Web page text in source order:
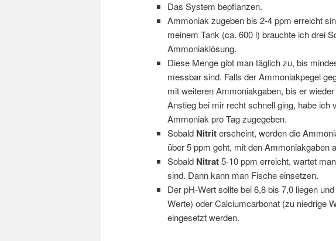
Das System bepflanzen.
Ammoniak zugeben bis 2-4 ppm erreicht
meinem Tank (ca. 600 l) brauchte ich drei
Ammoniaklösung.
Diese Menge gibt man täglich zu, bis
messbar sind. Falls der Ammoniakpegel
mit weiteren Ammoniakgaben, bis er
Anstieg bei mir recht schnell ging, habe
Ammoniak pro Tag zugegeben.
Sobald Nitriterscheint, werden die
über 5 ppm geht, mit den Ammoniakgaben
Sobald Nitrat5-10 ppm erreicht, wartet
sind. Dann kann man Fische einsetzen.
Der pH-Wert sollte bei 6,8 bis 7,0 liegen
Werte) oder Calciumcarbonat (zu niedrige
eingesetzt werden.